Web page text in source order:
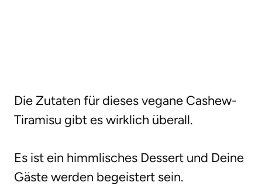
Die Zutaten für dieses vegane Cashew-
Tiramisu gibt es wirklich überall.
Es ist ein himmlisches Dessert und Deine
Gäste werden begeistert sein.